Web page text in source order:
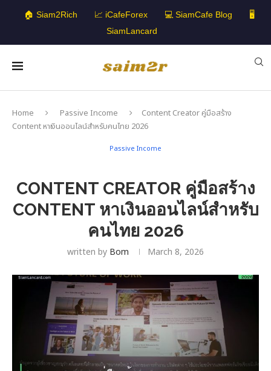
🏠 Siam2Rich 📈 iCafeForex 💻 SiamCafe Blog
🖥️
SiamLancard
Home Passive Income
Content Creator คู่มือสร้าง
Content หาเงินออนไลน์สำหรับคนไทย 2026
Passive Income
CONTENT CREATOR คู่มือสร้าง
CONTENT หาเงินออนไลน์สำหรับ
คนไทย 2026
written by Bom March 8, 2026